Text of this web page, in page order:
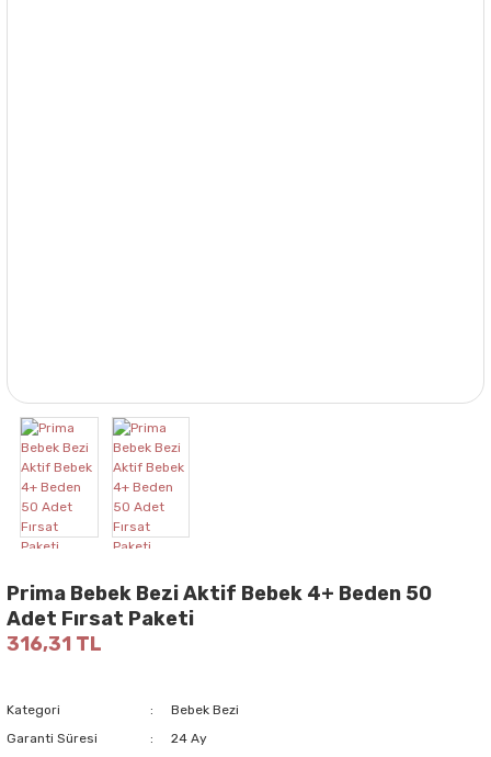
Prima Bebek Bezi Aktif Bebek 4+ Beden 50
Adet Fırsat Paketi
316,31 TL
Kategori
Bebek Bezi
Garanti Süresi
24 Ay